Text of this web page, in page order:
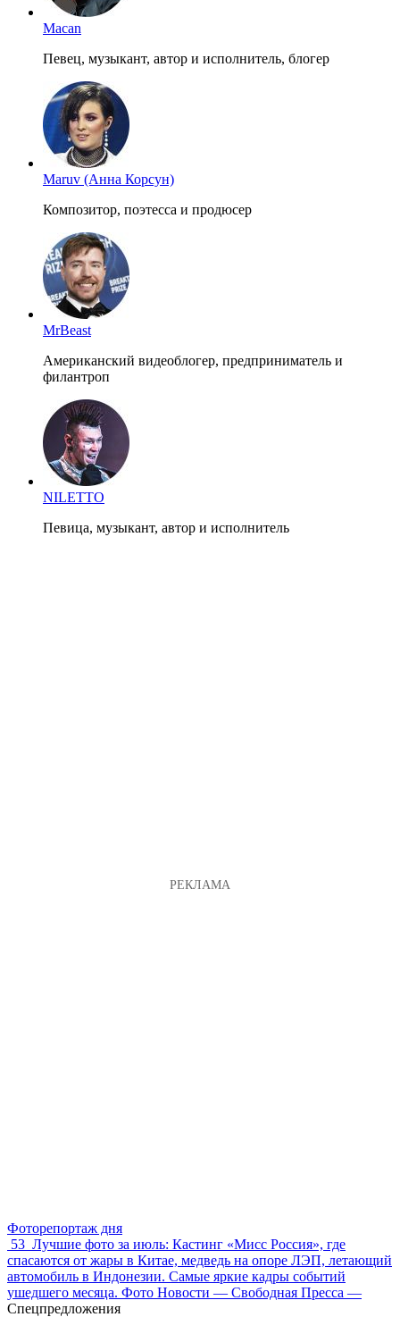
Macan
Певец, музыкант, автор и исполнитель, блогер
Maruv (Анна Корсун)
Композитор, поэтесса и продюсер
MrBeast
Американский видеоблогер, предприниматель и
филантроп
NILETTO
Певица, музыкант, автор и исполнитель
Фоторепортаж дня
53 Лучшие фото за июль: Кастинг «Мисс Россия», где
спасаются от жары в Китае, медведь на опоре ЛЭП, летающий
автомобиль в Индонезии. Самые яркие кадры событий
ушедшего месяца. Фото Новости — Свободная Пресса —
Спецпредложения